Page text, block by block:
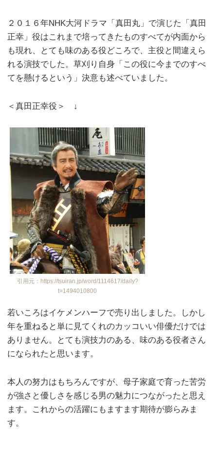
２０１６年NHK大河ドラマ「真田丸」で演じた「真田
正幸」役はこれまで培ってきたものすべてが内面から
も現れ、とても味のある役どころで、主役と間違えら
れる演技でした。草刈り自身「この役に今までのすべ
てを懸けるという」決意も述べていました。
＜真田正幸役＞ ↓
引用元：https://tsuiran.jp/word/1114617/daily?
t=1494010800
若いころはイケメンハーフで売り出しました。しかし
年を重ねると単に見てくれのカッコいい俳優だけでは
ありません。とても演技力のある、味のある役者さん
になられたと思います。
本人の努力はもちろんですが、母子家庭で育った苦労
が強さと優しさを感じる男の魅力につながったと思え
ます。これからの活躍にもますます期待が膨らみま
す。